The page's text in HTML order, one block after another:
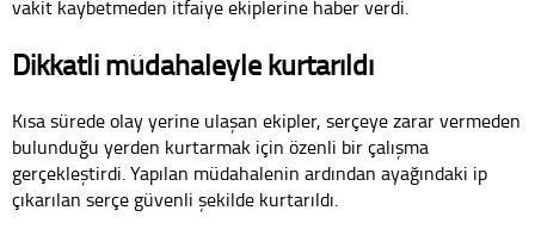
vakit kaybetmeden itfaiye ekiplerine haber verdi.
Dikkatli müdahaleyle kurtarıldı
Kısa sürede olay yerine ulaşan ekipler, serçeye zarar vermeden
bulunduğu yerden kurtarmak için özenli bir çalışma
gerçekleştirdi. Yapılan müdahalenin ardından ayağındaki ip
çıkarılan serçe güvenli şekilde kurtarıldı.